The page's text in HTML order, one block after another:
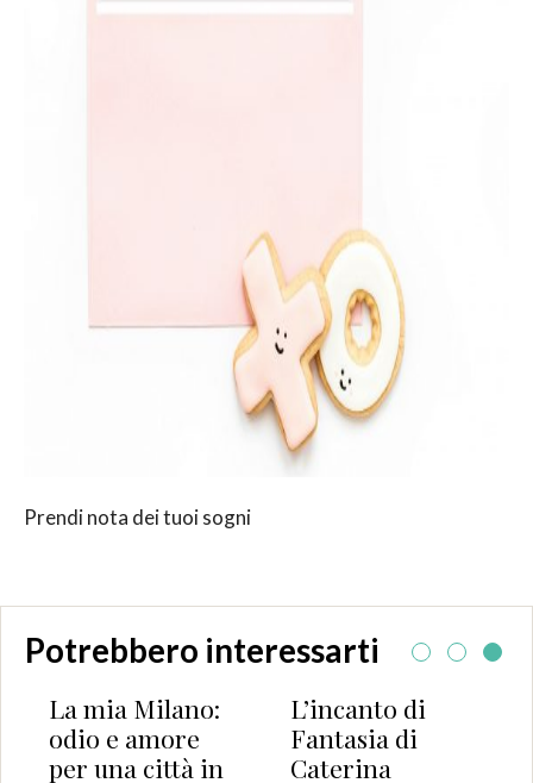
Prendi nota dei tuoi sogni
Potrebbero interessarti
La mia Milano:
odio e amore
per una città in
L’incanto di
Fantasia di
Caterina